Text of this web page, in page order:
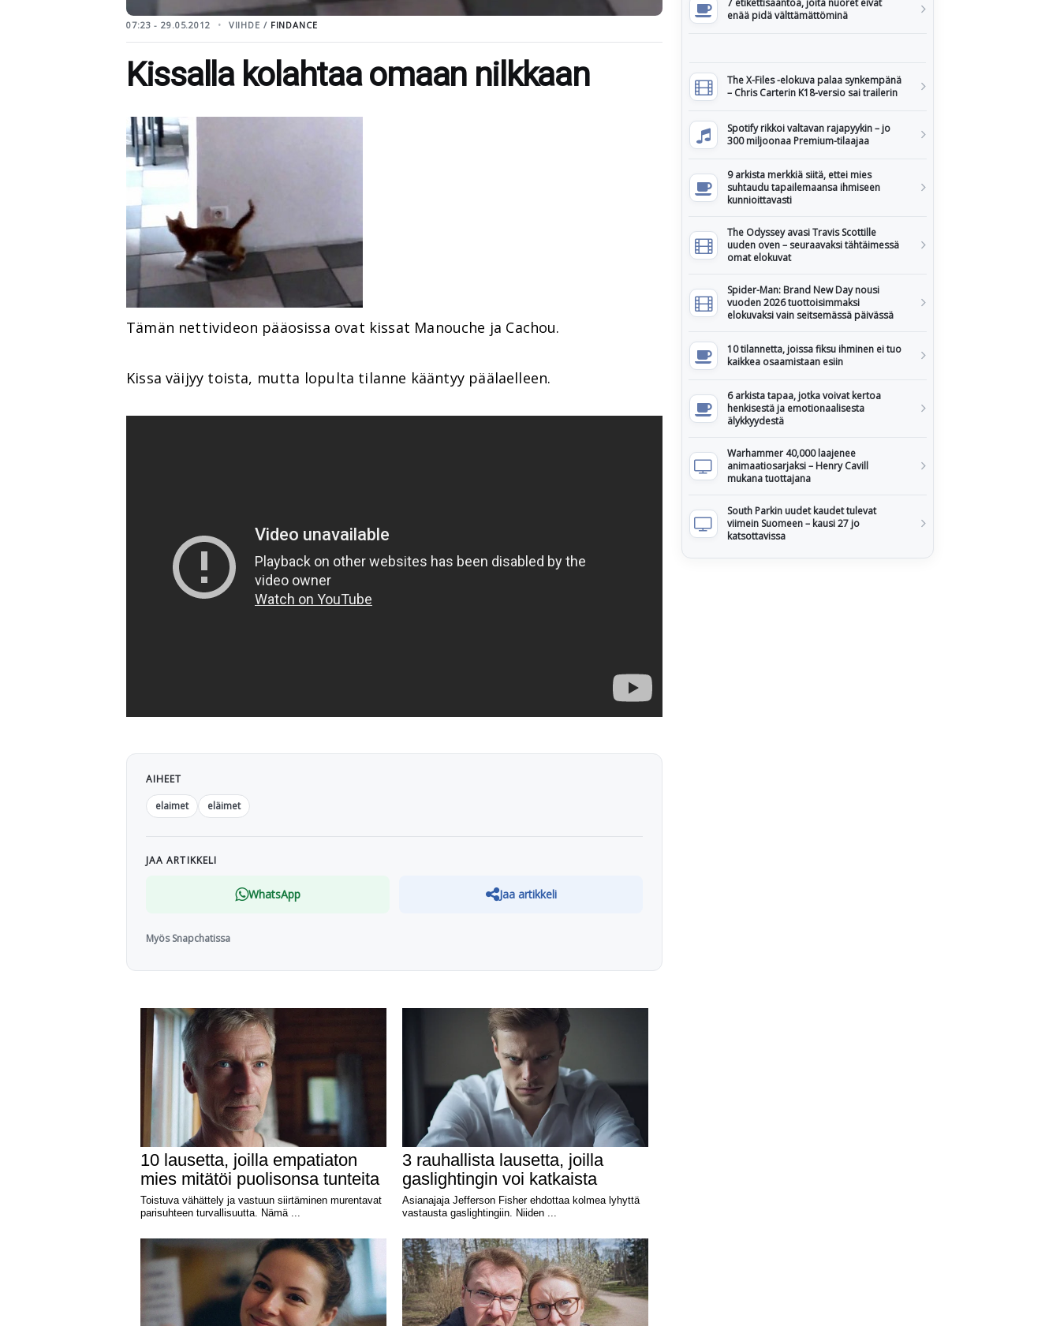
07:23 - 29.05.2012 VIIHDE / FINDANCE
Kissalla kolahtaa omaan nilkkaan
Tämän nettivideon pääosissa ovat kissat Manouche ja Cachou.
Kissa väijyy toista, mutta lopulta tilanne kääntyy päälaelleen.
AIHEET
elaimet
eläimet
JAA ARTIKKELI
WhatsApp Jaa artikkeli
Myös Snapchatissa
7 etikettisääntöä, joita nuoret eivät
enää pidä välttämättöminä
The X-Files -elokuva palaa synkempänä
– Chris Carterin K18-versio sai trailerin
Spotify rikkoi valtavan rajapyykin – jo
300 miljoonaa Premium-tilaajaa
9 arkista merkkiä siitä, ettei mies
suhtaudu tapailemaansa ihmiseen
kunnioittavasti
The Odyssey avasi Travis Scottille
uuden oven – seuraavaksi tähtäimessä
omat elokuvat
Spider-Man: Brand New Day nousi
vuoden 2026 tuottoisimmaksi
elokuvaksi vain seitsemässä päivässä
10 tilannetta, joissa fiksu ihminen ei tuo
kaikkea osaamistaan esiin
6 arkista tapaa, jotka voivat kertoa
henkisestä ja emotionaalisesta
älykkyydestä
Warhammer 40,000 laajenee
animaatiosarjaksi – Henry Cavill
mukana tuottajana
South Parkin uudet kaudet tulevat
viimein Suomeen – kausi 27 jo
katsottavissa